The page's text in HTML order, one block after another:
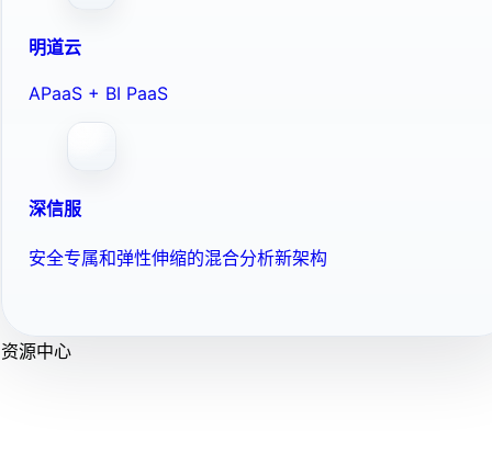
明道云
APaaS + BI PaaS
深信服
安全专属和弹性伸缩的混合分析新架构
资源中心